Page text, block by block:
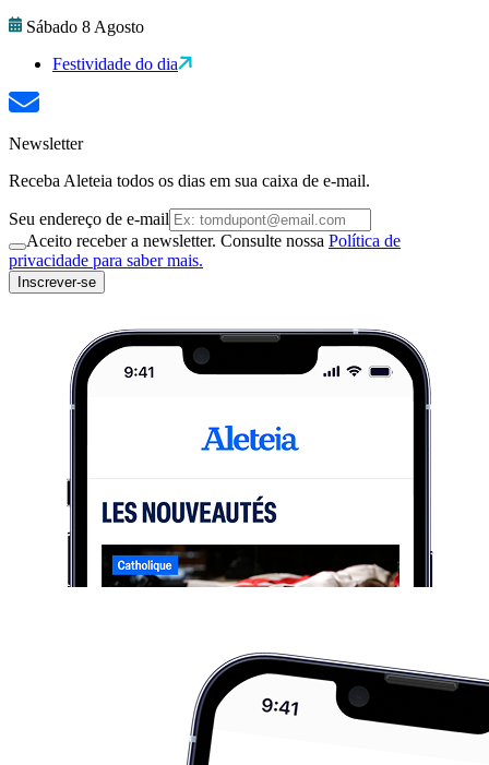
Sábado 8 Agosto
Festividade do dia
Newsletter
Receba Aleteia todos os dias em sua caixa de e-mail.
Seu endereço de e-mail
Aceito receber a newsletter. Consulte nossa Política de
privacidade para saber mais.
Inscrever-se